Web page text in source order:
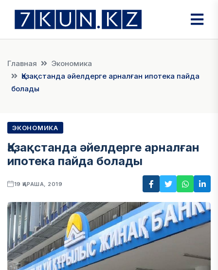
Главная
Экономика
Қазақстанда әйелдерге арналған ипотека пайда
болады
ЭКОНОМИКА
Қазақстанда әйелдерге арналған
ипотека пайда болады
19 ҚАРАША, 2019